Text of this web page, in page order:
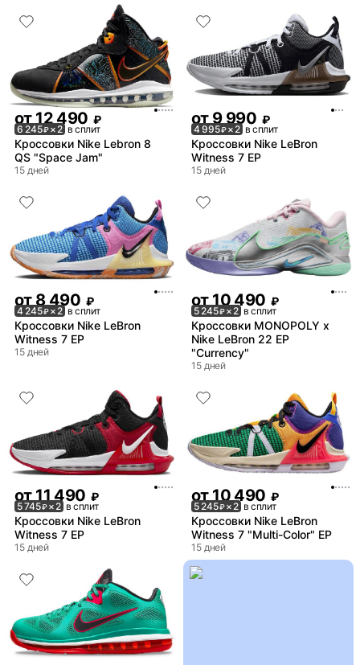
от12 490 ₽
6 245₽× 2 в сплит
Кроссовки Nike Lebron 8
QS "Space Jam"
15 дней
от9 990 ₽
4 995₽× 2 в сплит
Кроссовки Nike LeBron
Witness 7 EP
15 дней
от8 490 ₽
4 245₽× 2 в сплит
Кроссовки Nike LeBron
Witness 7 EP
15 дней
от10 490 ₽
5 245₽× 2 в сплит
Кроссовки MONOPOLY x
Nike LeBron 22 EP
"Currency"
15 дней
от 11 490 ₽
5 745₽× 2 в сплит
Кроссовки Nike LeBron
Witness 7 EP
15 дней
от 10 490 ₽
5 245₽× 2 в сплит
Кроссовки Nike LeBron
Witness 7 "Multi-Color" EP
15 дней